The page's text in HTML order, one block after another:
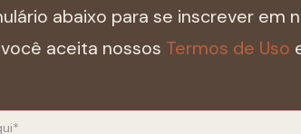
abaixo para se inscrever
aceita nossos Termos de Uso